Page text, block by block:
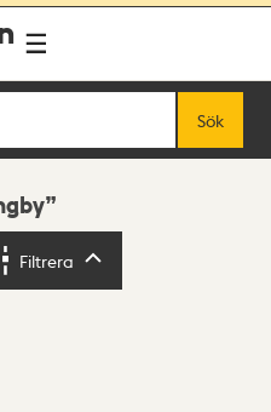
Sök
Filtrera